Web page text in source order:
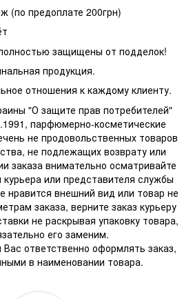
(по предоплате 200грн)
защищены от подделок!
продукция.
отношения к каждому клиенту.
"О защите прав потребителей"
парфюмерно-косметические
не продовольственных товаров
не подлежащих возврату или
заказа внимательно осматривайте
курьера или представителя службы
нравится внешний вид или товар не
заказа, верните заказ курьеру
не раскрывая упаковку товара,
его заменим.
ответственно оформлять заказ,
в наименовании товара.